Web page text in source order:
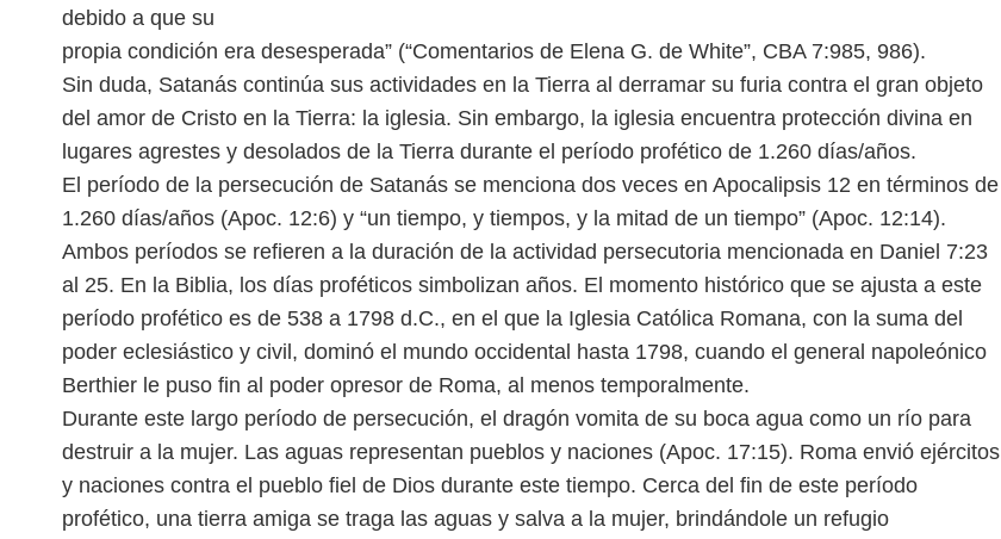
debido a que su
propia condición era desesperada” (“Comentarios de Elena G. de White”, CBA 7:985, 986).
Sin duda, Satanás continúa sus actividades en la Tierra al derramar su furia contra el gran objeto
del amor de Cristo en la Tierra: la iglesia. Sin embargo, la iglesia encuentra protección divina en
lugares agrestes y desolados de la Tierra durante el período profético de 1.260 días/años.
El período de la persecución de Satanás se menciona dos veces en Apocalipsis 12 en términos de
1.260 días/años (Apoc. 12:6) y “un tiempo, y tiempos, y la mitad de un tiempo” (Apoc. 12:14).
Ambos períodos se refieren a la duración de la actividad persecutoria mencionada en Daniel 7:23
al 25. En la Biblia, los días proféticos simbolizan años. El momento histórico que se ajusta a este
período profético es de 538 a 1798 d.C., en el que la Iglesia Católica Romana, con la suma del
poder eclesiástico y civil, dominó el mundo occidental hasta 1798, cuando el general napoleónico
Berthier le puso fin al poder opresor de Roma, al menos temporalmente.
Durante este largo período de persecución, el dragón vomita de su boca agua como un río para
destruir a la mujer. Las aguas representan pueblos y naciones (Apoc. 17:15). Roma envió ejércitos
y naciones contra el pueblo fiel de Dios durante este tiempo. Cerca del fin de este período
profético, una tierra amiga se traga las aguas y salva a la mujer, brindándole un refugio